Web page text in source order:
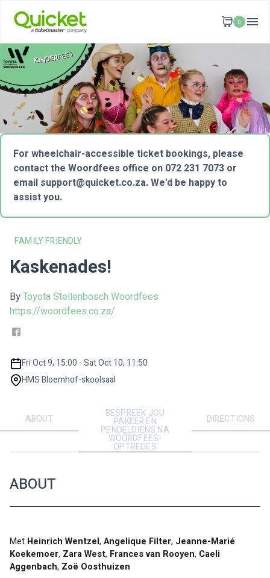
0
For wheelchair-accessible ticket bookings, please
contact the Woordfees office on 072 231 7073 or
email support@quicket.co.za. We'd be happy to
assist you.
FAMILY FRIENDLY
Kaskenades!
ByToyota Stellenbosch Woordfees
https://woordfees.co.za/
Fri Oct 9, 15:00 - Sat Oct 10, 11:50
HMS Bloemhof-skoolsaal
ABOUT BESPREEK JOU
PAKEER EN
PENDELDIENS NA
WOORDFEES-
OPTREDES
DIRECTIONS
ABOUT
Met Heinrich Wentzel, Angelique Filter, Jeanne-Marié
Koekemoer, Zara West, Frances van Rooyen, Caeli
Aggenbach, Zoë Oosthuizen